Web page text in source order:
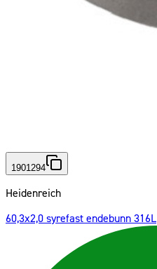
1901294
Heidenreich
60,3x2,0 syrefast endebunn 316L